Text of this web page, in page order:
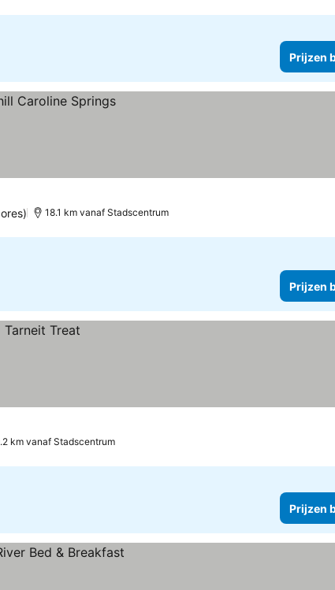
Prijzen
18.1 km vanaf Stadscentrum
Prijzen
km vanaf Stadscentrum
Prijzen